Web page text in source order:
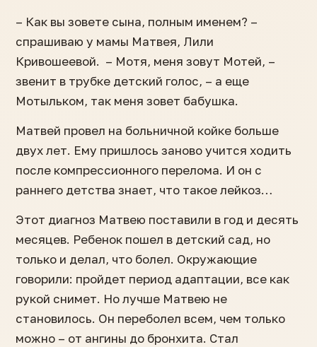
– Как вы зовете сына, полным именем? –
спрашиваю у мамы Матвея, Лили
Кривошеевой. – Мотя, меня зовут Мотей, –
звенит в трубке детский голос, – а еще
Мотыльком, так меня зовет бабушка.
Матвей провел на больничной койке больше
двух лет. Ему пришлось заново учится ходить
после компрессионного перелома. И он с
раннего детства знает, что такое лейкоз…
Этот диагноз Матвею поставили в год и десять
месяцев. Ребенок пошел в детский сад, но
только и делал, что болел. Окружающие
говорили: пройдет период адаптации, все как
рукой снимет. Но лучше Матвею не
становилось. Он переболел всем, чем только
можно – от ангины до бронхита. Стал